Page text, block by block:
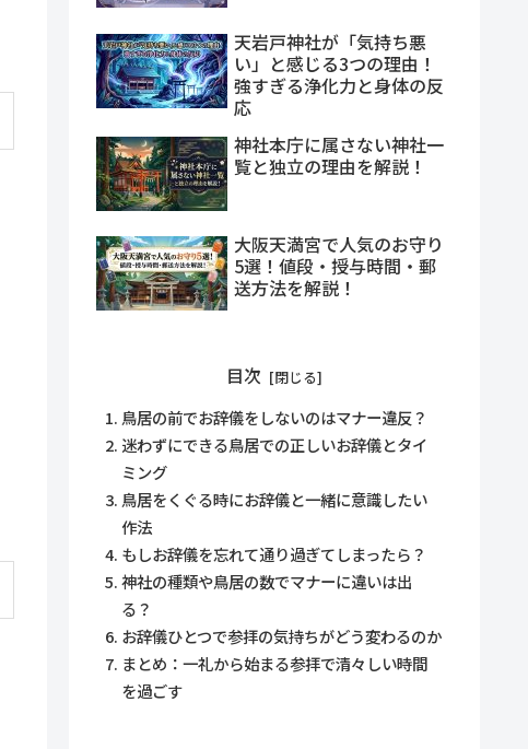
天岩戸神社が「気持ち悪
い」と感じる3つの理由！
強すぎる浄化力と身体の反
応
神社本庁に属さない神社一
覧と独立の理由を解説！
大阪天満宮で人気のお守り
5選！値段・授与時間・郵
送方法を解説！
目次
鳥居の前でお辞儀をしないのはマナー違反？
迷わずにできる鳥居での正しいお辞儀とタイ
ミング
鳥居をくぐる時にお辞儀と一緒に意識したい
作法
もしお辞儀を忘れて通り過ぎてしまったら？
神社の種類や鳥居の数でマナーに違いは出
る？
お辞儀ひとつで参拝の気持ちがどう変わるのか
まとめ：一礼から始まる参拝で清々しい時間
を過ごす